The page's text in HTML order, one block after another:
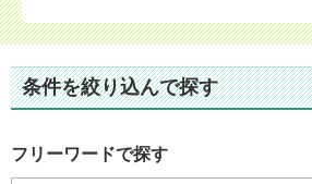
条件を絞り込んで探す
フリーワードで探す